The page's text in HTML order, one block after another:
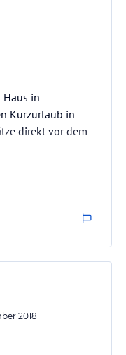
in
Kurzurlaub in
direkt vor dem
2018